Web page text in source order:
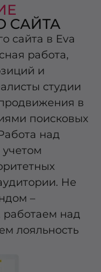
САЙТА
сайта в Eva
работа,
и
студии
в
поисковых
над
учетом
Не
–
над
лояльность